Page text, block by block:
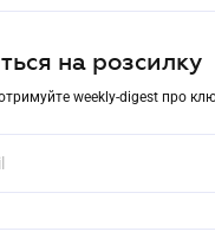
на розсилку
weekly-digest про